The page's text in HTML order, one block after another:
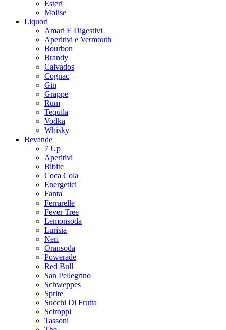
Esteri
Molise
Liquori
Amari E Digestivi
Aperitivi e Vermouth
Bourbon
Brandy
Calvados
Cognac
Gin
Grappe
Rum
Tequila
Vodka
Whisky
Bevande
7 Up
Aperitivi
Bibite
Coca Cola
Energetici
Fanta
Ferrarelle
Fever Tree
Lemonsoda
Lurisia
Neri
Oransoda
Powerade
Red Bull
San Pellegrino
Schweppes
Sprite
Succhi Di Frutta
Sciroppi
Tassoni